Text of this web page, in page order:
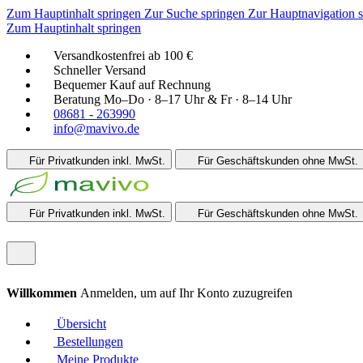
Zum Hauptinhalt springen Zur Suche springen Zur Hauptnavigation
Zum Hauptinhalt springen
Versandkostenfrei ab 100 €
Schneller Versand
Bequemer Kauf auf Rechnung
Beratung Mo–Do · 8–17 Uhr & Fr · 8–14 Uhr
08681 - 263990
info@mavivo.de
Für Privatkunden inkl. MwSt. Für Geschäftskunden ohne MwSt.
Für Privatkunden inkl. MwSt. Für Geschäftskunden ohne MwSt.
Willkommen Anmelden, um auf Ihr Konto zuzugreifen
Übersicht
Bestellungen
Meine Produkte